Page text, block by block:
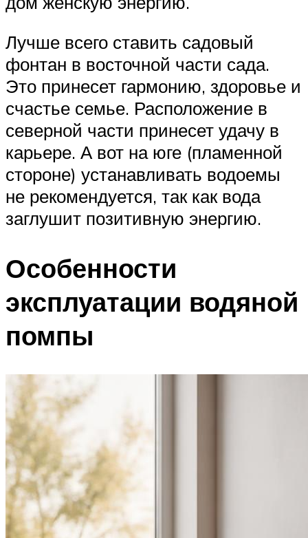
Лучше всего ставить садовый
фонтан в восточной части сада.
Это принесет гармонию, здоровье и
счастье семье. Расположение в
северной части принесет удачу в
карьере. А вот на юге (пламенной
стороне) устанавливать водоемы
не рекомендуется, так как вода
заглушит позитивную энергию.
Особенности
эксплуатации водяной
помпы